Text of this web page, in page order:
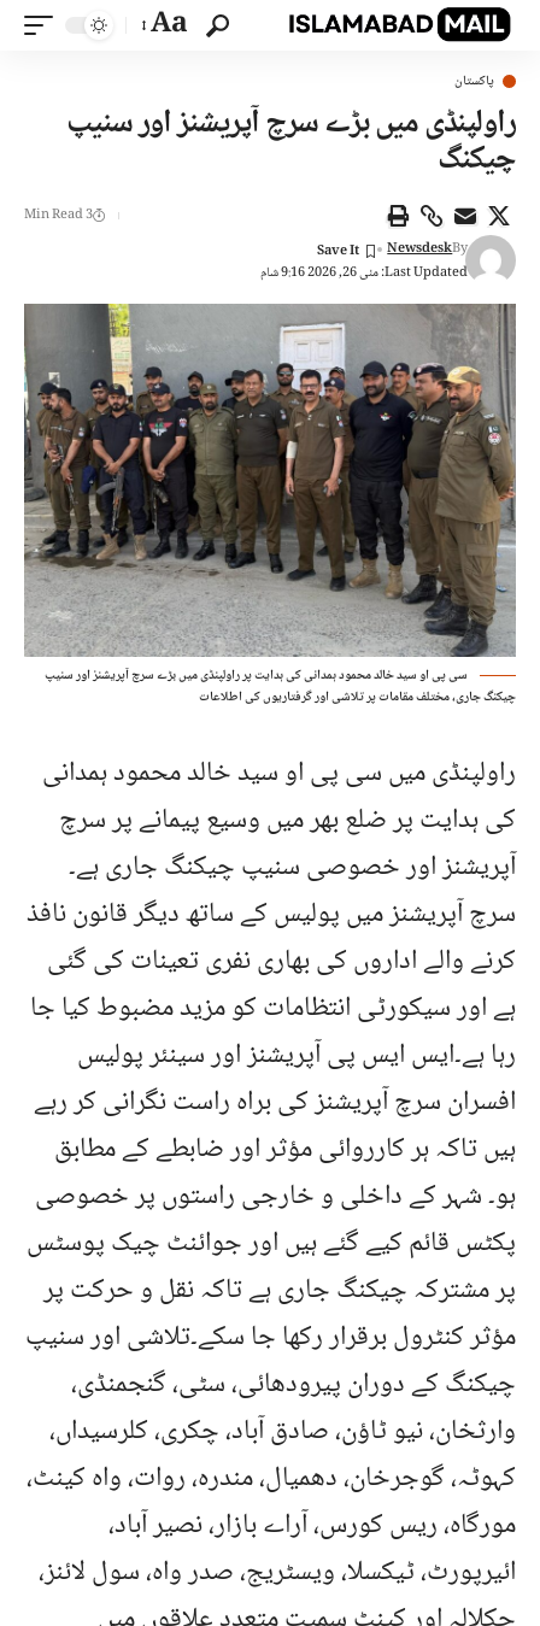
Aa
پاکستان
راولپنڈی میں بڑے سرچ آپریشنز اور سنیپ
چیکنگ
Last Updated: مئی 26, 2026 9:16 شام
By
Newsdesk
3 Min Read
سی پی او سید خالد محمود ہمدانی کی ہدایت پر راولپنڈی میں بڑے سرچ آپریشنز اور سنیپ
چیکنگ جاری، مختلف مقامات پر تلاشی اور گرفتاریوں کی اطلاعات
راولپنڈی میں سی پی او سید خالد محمود ہمدانی
کی ہدایت پر ضلع بھر میں وسیع پیمانے پر سرچ
آپریشنز اور خصوصی سنیپ چیکنگ جاری ہے۔
سرچ آپریشنز میں پولیس کے ساتھ دیگر قانون نافذ
کرنے والے اداروں کی بھاری نفری تعینات کی گئی
ہے اور سیکورٹی انتظامات کو مزید مضبوط کیا جا
رہا ہے۔ایس ایس پی آپریشنز اور سینئر پولیس
افسران سرچ آپریشنز کی براہ راست نگرانی کر رہے
ہیں تاکہ ہر کارروائی مؤثر اور ضابطے کے مطابق
ہو۔ شہر کے داخلی و خارجی راستوں پر خصوصی
پکٹس قائم کیے گئے ہیں اور جوائنٹ چیک پوسٹس
پر مشترکہ چیکنگ جاری ہے تاکہ نقل و حرکت پر
مؤثر کنٹرول برقرار رکھا جا سکے۔تلاشی اور سنیپ
چیکنگ کے دوران پیرودھائی، سٹی، گنجمنڈی،
وارثخان، نیو ٹاؤن، صادق آباد، چکری، کلرسیداں،
کہوٹہ، گوجرخان، دھمیال، مندرہ، روات، واہ کینٹ،
مورگاہ، ریس کورس، آراے بازار، نصیر آباد،
ائیرپورٹ، ٹیکسلا، ویسٹریج، صدر واہ، سول لائنز،